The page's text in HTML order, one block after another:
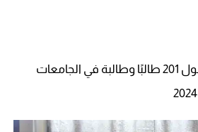
شركة “هلا” تحتفل بقبول 201 طالبًا وطالبة في الجامعات